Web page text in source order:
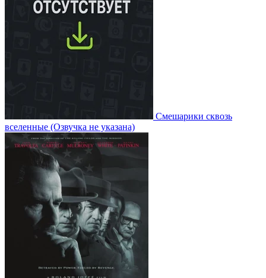
Смешарики сквозь
вселенные (Озвучка не указана)